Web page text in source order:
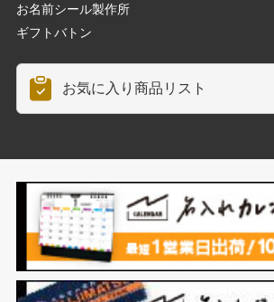
お名前シール製作所
ギフトバトン
お気に入り商品リスト